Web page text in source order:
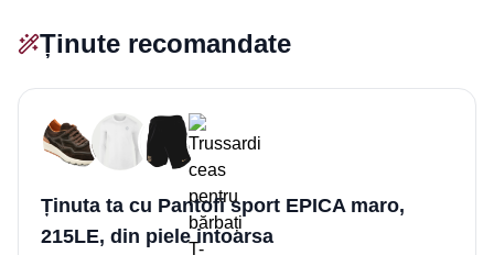
Ținute recomandate
Ținuta ta cu Pantofi sport EPICA maro,
215LE, din piele intoarsa